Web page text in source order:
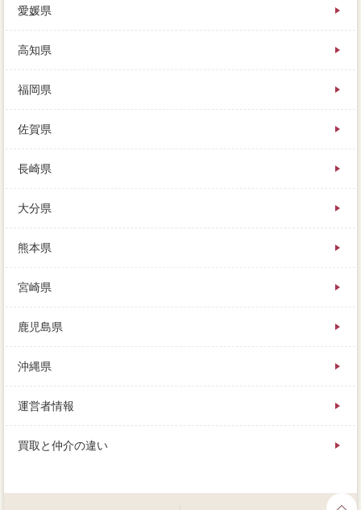
愛媛県
高知県
福岡県
佐賀県
長崎県
大分県
熊本県
宮崎県
鹿児島県
沖縄県
運営者情報
買取と仲介の違い